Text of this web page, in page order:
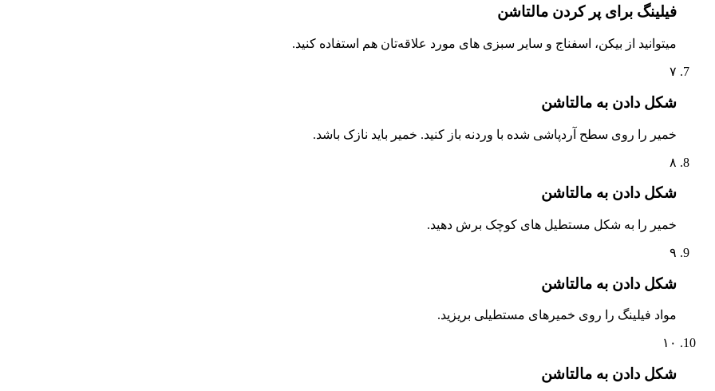
فیلینگ برای پر کردن مالتاشن
‌میتوانید از بیکن، اسفناج و سایر سبزی های مورد علاقه‌تان هم استفاده کنید.
۷
شکل‌ دادن به مالتاشن
خمیر را روی سطح آردپاشی شده با وردنه باز کنید. خمیر باید نازک باشد.
۸
شکل‌ دادن به مالتاشن
خمیر را به شکل مستطیل های کوچک برش دهید.
۹
شکل‌ دادن به مالتاشن
مواد فیلینگ را روی خمیرهای مستطیلی بریزید.
۱۰
شکل‌ دادن به مالتاشن